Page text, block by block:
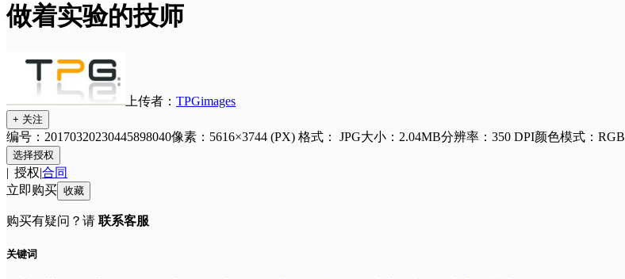
做着实验的技师
上传者： TPGimages
+ 关注
编号：20170320230445898040像素：5616×3744 (PX) 格式： JPG大小：2.04MB分辨率：350 DPI颜色模式：RGB
选择授权
| 授权|合同
立即购买 收藏
购买有疑问？请 联系客服
关键词